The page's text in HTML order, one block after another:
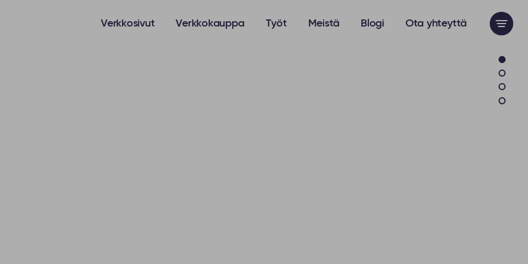
Verkkosivut Verkkokauppa Työt Meistä Blogi Ota yhteyttä